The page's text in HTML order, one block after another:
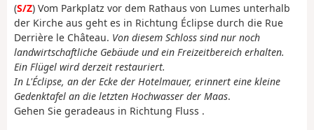
(S/Z) Vom Parkplatz vor dem Rathaus von Lumes unterhalb
der Kirche aus geht es in Richtung Éclipse durch die Rue
Derrière le Château. Von diesem Schloss sind nur noch
landwirtschaftliche Gebäude und ein Freizeitbereich erhalten.
Ein Flügel wird derzeit restauriert.
In L'Éclipse, an der Ecke der Hotelmauer, erinnert eine kleine
Gedenktafel an die letzten Hochwasser der Maas.
Gehen Sie geradeaus in Richtung Fluss .